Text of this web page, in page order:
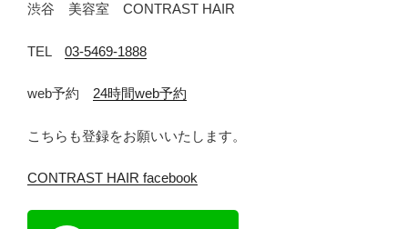
渋谷 美容室 CONTRAST HAIR
TEL 03-5469-1888
web予約 24時間web予約
こちらも登録をお願いいたします。
CONTRAST HAIR facebook